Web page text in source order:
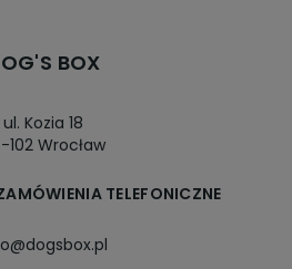
BOX
ul. Kozia 18
102 Wrocław
TELEFONICZNE